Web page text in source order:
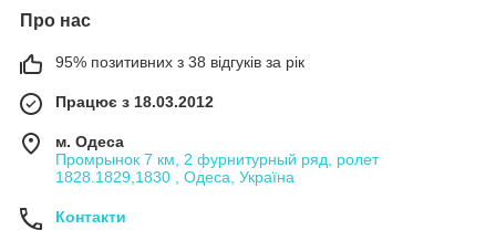
Про нас
95% позитивних з 38 відгуків за рік
Працює з 18.03.2012
м. Одеса
Промрынок 7 км, 2 фурнитурный ряд, ролет
1828.1829,1830 , Одеса, Україна
Контакти